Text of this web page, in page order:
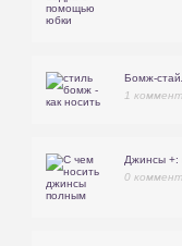
Бомж-
1
Джинсы +:
0